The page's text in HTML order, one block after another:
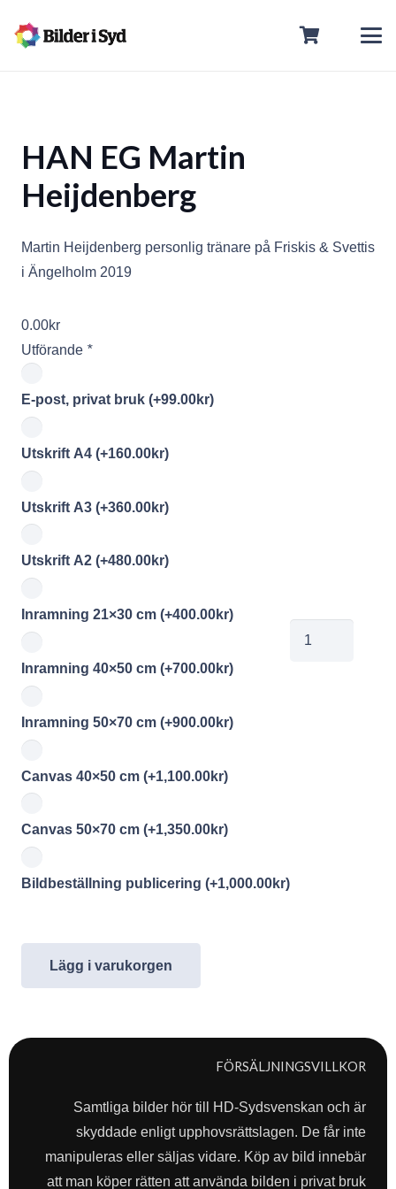
HAN EG Martin
Heijdenberg
Martin Heijdenberg personlig tränare på Friskis & Svettis
i Ängelholm 2019
0.00kr
Utförande *
E-post, privat bruk (+99.00kr)
Utskrift A4 (+160.00kr)
Utskrift A3 (+360.00kr)
Utskrift A2 (+480.00kr)
Inramning 21×30 cm (+400.00kr)
Inramning 40×50 cm (+700.00kr)
Inramning 50×70 cm (+900.00kr)
Canvas 40×50 cm (+1,100.00kr)
Canvas 50×70 cm (+1,350.00kr)
Bildbeställning publicering (+1,000.00kr)
Lägg i varukorgen
FÖRSÄLJNINGSVILLKOR
Samtliga bilder hör till HD-Sydsvenskan och är
skyddade enligt upphovsrättslagen. De får inte
manipuleras eller säljas vidare. Köp av bild innebär
att man köper rätten att använda bilden i privat bruk